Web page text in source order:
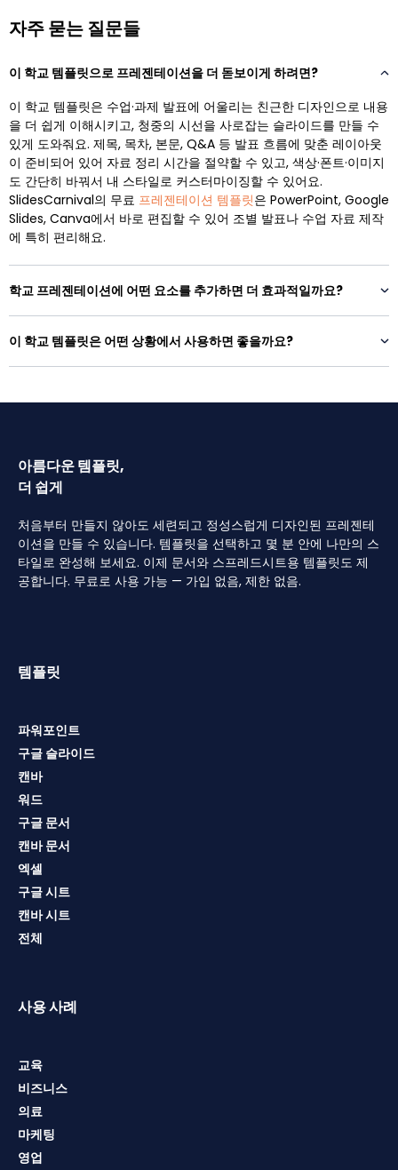
자주 묻는 질문들
이 학교 템플릿으로 프레젠테이션을 더 돋보이게 하려면?
이 학교 템플릿은 수업·과제 발표에 어울리는 친근한 디자인으로 내용
을 더 쉽게 이해시키고, 청중의 시선을 사로잡는 슬라이드를 만들 수
있게 도와줘요. 제목, 목차, 본문, Q&A 등 발표 흐름에 맞춘 레이아웃
이 준비되어 있어 자료 정리 시간을 절약할 수 있고, 색상·폰트·이미지
도 간단히 바꿔서 내 스타일로 커스터마이징할 수 있어요.
SlidesCarnival의 무료 프레젠테이션 템플릿은 PowerPoint, Google
Slides, Canva에서 바로 편집할 수 있어 조별 발표나 수업 자료 제작
에 특히 편리해요.
학교 프레젠테이션에 어떤 요소를 추가하면 더 효과적일까요?
이 학교 템플릿은 어떤 상황에서 사용하면 좋을까요?
아름다운 템플릿,
더 쉽게
처음부터 만들지 않아도 세련되고 정성스럽게 디자인된 프레젠테
이션을 만들 수 있습니다. 템플릿을 선택하고 몇 분 안에 나만의 스
타일로 완성해 보세요. 이제 문서와 스프레드시트용 템플릿도 제
공합니다. 무료로 사용 가능 — 가입 없음, 제한 없음.
템플릿
파워포인트
구글 슬라이드
캔바
워드
구글 문서
캔바 문서
엑셀
구글 시트
캔바 시트
전체
사용 사례
교육
비즈니스
의료
마케팅
영업